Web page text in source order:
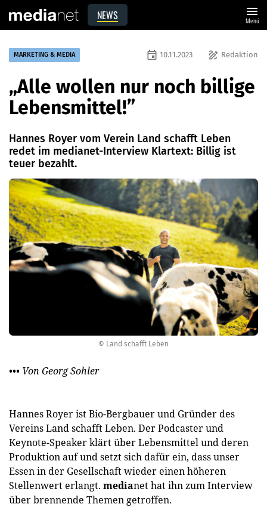
NEWS menu
Menü
© Land schafft Leben
MARKETING & MEDIA draw Redaktion
event 10.11.2023
„Alle wollen nur noch billige
Lebensmittel!”
Hannes Royer vom Verein Land schafft Leben
redet im medianet-Interview Klartext: Billig ist
teuer bezahlt.
••• Von Georg Sohler
Hannes Royer ist Bio-Bergbauer und Gründer des
Vereins Land schafft Leben. Der Pod­caster und
Keynote-Speaker klärt über Lebensmittel und deren
Produktion auf und setzt sich dafür ein, dass unser
Essen in der Gesellschaft wieder einen höheren
Stellenwert erlangt. medianet hat ihn zum Interview
über brennende Themen getroffen.